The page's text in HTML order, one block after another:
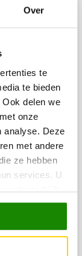
Over
te
te bieden
delen we
onze
analyse. Deze
met andere
ze hebben
services. U
website blijft